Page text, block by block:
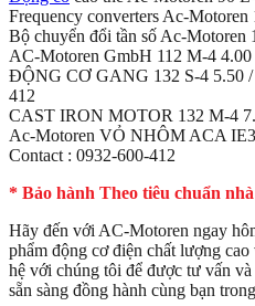
Frequency converters Ac-
Bộ chuyển đổi tần số Ac-
AC-Motoren GmbH 112 M-4
ĐỘNG CƠ GANG 132 S-4 5.50
412
CAST IRON MOTOR 132 M-4
Ac-Motoren VỎ NHÔM ACA
Contact : 0932-600-412
* Bảo hành Theo tiêu chuẩn
Hãy đến với AC-Motoren ngay
phẩm động cơ điện chất lượng
hệ với chúng tôi để được tư vấn
sẵn sàng đồng hành cùng bạn